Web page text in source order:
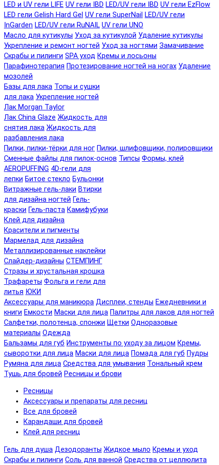
LED и UV гели LIFE UV гели IBD LED/UV гели IBD UV гели EzFlow
LED гели Gelish Hard Gel UV гели SuperNail LED/UV гели
InGarden LED/UV гели RuNAIL UV гели UNO
Масло для кутикулы Уход за кутикулой Удаление кутикулы
Укрепление и ремонт ногтей Уход за ногтями Замачивание
Скрабы и пилинги SPA уход Кремы и лосьоны
Парафинотерапия Протезирование ногтей на ногах Удаление
мозолей
Базы для лака Топы и сушки
для лака Укрепление ногтей
Лак Morgan Taylor
Лак China Glaze Жидкость для
снятия лака Жидкость для
разбавления лака
Пилки, пилки-тёрки для ног Пилки, шлифовщики, полировщики
Сменные файлы для пилок-основ Типсы Формы, клей
AEROPUFFING 4D-гели для
лепки Битое стекло Бульонки
Витражные гель-лаки Втирки
для дизайна ногтей Гель-
краски Гель-паста Камифубуки
Клей для дизайна
Красители и пигменты
Мармелад для дизайна
Металлизированные наклейки
Слайдер-дизайны СТЕМПИНГ
Стразы и хрустальная крошка
Трафареты Фольга и гели для
литья ЮКИ
Аксессуары для маникюра Дисплеи, стенды Ежедневники и
книги Емкости Маски для лица Палитры для лаков для ногтей
Салфетки, полотенца, спонжи Щетки Одноразовые
материалы Одежда
Бальзамы для губ Инструменты по уходу за лицом Кремы,
сыворотки для лица Маски для лица Помада для губ Пудры
Румяна для лица Средства для умывания Тональный крем
Тушь для бровей Ресницы и брови
Ресницы
Аксессуары и препараты для ресниц
Все для бровей
Карандаши для бровей
Клей для ресниц
Гель для душа Дезодоранты Жидкое мыло Кремы и уход
Скрабы и пилинги Соль для ванной Средства от целлюлита